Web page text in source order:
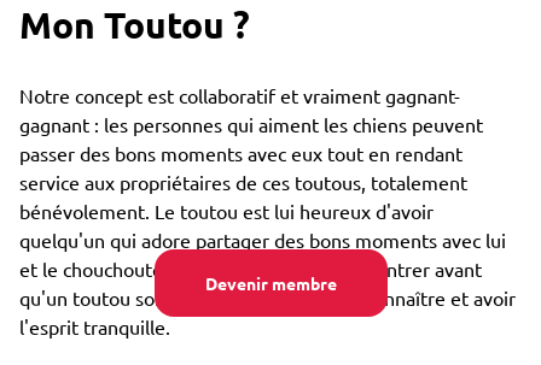
Devenir membre
Mon Toutou ?
Notre concept est collaboratif et vraiment gagnant-
gagnant : les personnes qui aiment les chiens peuvent
passer des bons moments avec eux tout en rendant
service aux propriétaires de ces toutous, totalement
bénévolement. Le toutou est lui heureux d'avoir
quelqu'un qui adore partager des bons moments avec lui
et le chouchouter. Vous pouvez vous rencontrer avant
qu'un toutou soit confié, afin de bien se connaître et avoir
l'esprit tranquille.